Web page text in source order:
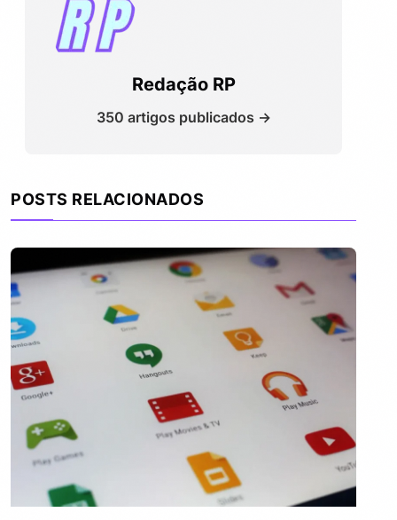
Redação RP
350 artigos publicados →
POSTS RELACIONADOS